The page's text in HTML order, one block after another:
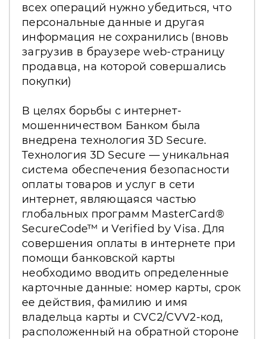
всех операций нужно убедиться, что
персональные данные и другая
информация не сохранились (вновь
загрузив в браузере web-страницу
продавца, на которой совершались
покупки)
В целях борьбы с интернет-
мошенничеством Банком была
внедрена технология 3D Secure.
Технология 3D Secure — уникальная
система обеспечения безопасности
оплаты товаров и услуг в сети
интернет, являющаяся частью
глобальных программ MasterCard®
SecureCode™ и Verified by Visa. Для
совершения оплаты в интернете при
помощи банковской карты
необходимо вводить определенные
карточные данные: номер карты, срок
ее действия, фамилию и имя
владельца карты и CVC2/CVV2-код,
расположенный на обратной стороне